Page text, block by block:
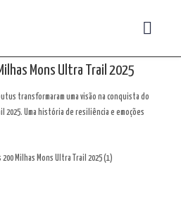
Mons Ultra Trail 2025
transformaram uma visão na conquista do
2025. Uma história de resiliência e emoções